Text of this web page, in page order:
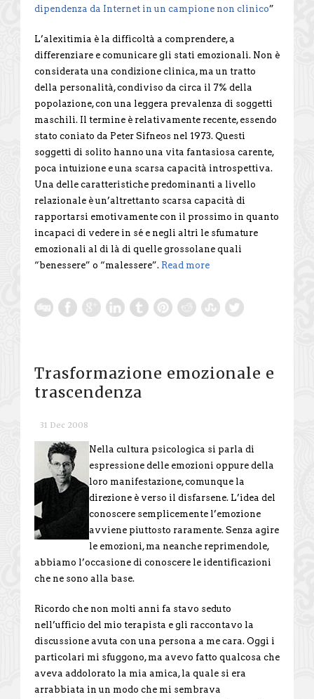
dipendenza da Internet in un campione non clinico”
L’alexitimia è la difficoltà a comprendere, a
differenziare e comunicare gli stati emozionali. Non è
considerata una condizione clinica, ma un tratto
della personalità, condiviso da circa il 7% della
popolazione, con una leggera prevalenza di soggetti
maschili. Il termine è relativamente recente, essendo
stato coniato da Peter Sifneos nel 1973. Questi
soggetti di solito hanno una vita fantasiosa carente,
poca intuizione e una scarsa capacità introspettiva.
Una delle caratteristiche predominanti a livello
relazionale è un’altrettanto scarsa capacità di
rapportarsi emotivamente con il prossimo in quanto
incapaci di vedere in sé e negli altri le sfumature
emozionali al di là di quelle grossolane quali
“benessere” o “malessere”. Read more
Trasformazione emozionale e
trascendenza
31 Dec 2008
Nella cultura psicologica si parla di
espressione delle emozioni oppure della
loro manifestazione, comunque la
direzione è verso il disfarsene. L’idea del
conoscere semplicemente l’emozione
avviene piuttosto raramente. Senza agire
le emozioni, ma neanche reprimendole,
abbiamo l’occasione di conoscere le identificazioni
che ne sono alla base.
Ricordo che non molti anni fa stavo seduto
nell’ufficio del mio terapista e gli raccontavo la
discussione avuta con una persona a me cara. Oggi i
particolari mi sfuggono, ma avevo fatto qualcosa che
aveva addolorato la mia amica, la quale si era
arrabbiata in un modo che mi sembrava